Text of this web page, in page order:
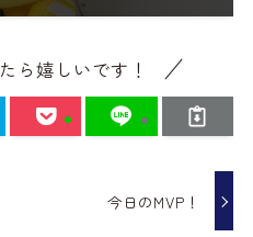
ら嬉しいです！
今日のMVP！